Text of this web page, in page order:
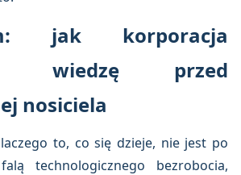
jak korporacja
wiedzę przed
nosiciela
to, co się dzieje, nie jest po
technologicznego bezrobocia,